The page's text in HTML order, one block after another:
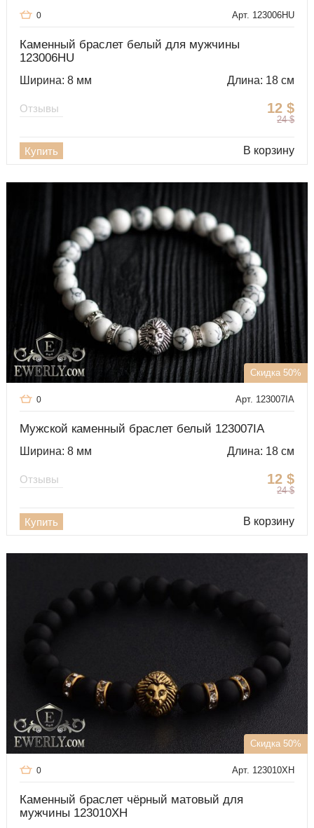
Арт. 123006HU
0
Каменный браслет белый для мужчины
123006HU
Ширина: 8 мм Длина: 18 см
12 $
24 $
Отзывы
Купить В корзину
Скидка 50%
Арт. 123007IA
0
Мужской каменный браслет белый 123007IA
Ширина: 8 мм Длина: 18 см
12 $
24 $
Отзывы
Купить В корзину
Скидка 50%
Арт. 123010XH
0
Каменный браслет чёрный матовый для
мужчины 123010XH